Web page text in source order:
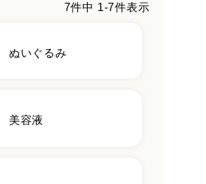
7件中 1-7件表示
ぬいぐるみ
美容液